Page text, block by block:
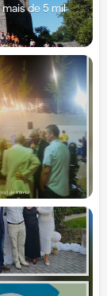
de 5 mil